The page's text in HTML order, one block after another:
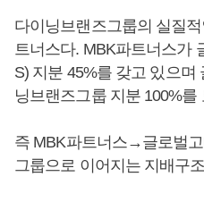
다이닝브랜즈그룹의 실질
트너스다. MBK파트너스가
S) 지분 45%를 갖고 있으며
닝브랜즈그룹 지분 100%를
즉 MBK파트너스→글로벌
그룹으로 이어지는 지배구